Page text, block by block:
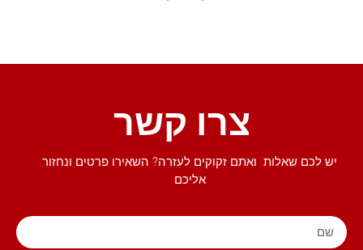
צרו קשר
יש לכם שאלות ואתם זקוקים לעזרה? השאירו פרטים ונחזור
אליכם